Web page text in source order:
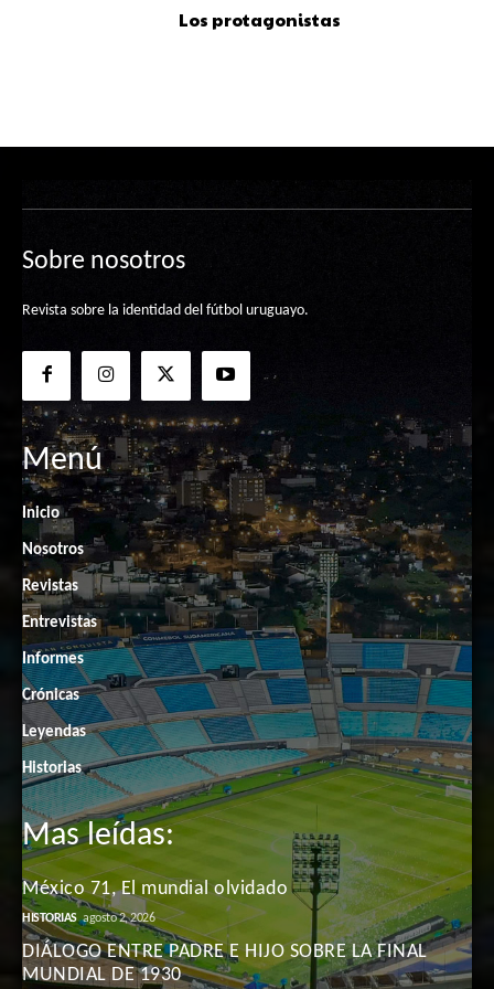
Los protagonistas
Sobre nosotros
Revista sobre la identidad del fútbol uruguayo.
Menú
Inicio
Nosotros
Revistas
Entrevistas
Informes
Crónicas
Leyendas
Historias
Mas leídas:
México 71, El mundial olvidado
HISTORIAS agosto 2, 2026
DIÁLOGO ENTRE PADRE E HIJO SOBRE LA FINAL
MUNDIAL DE 1930